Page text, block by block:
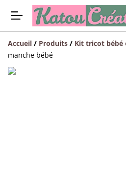
Accueil / Produits / Kit tricot bébé
manche bébé